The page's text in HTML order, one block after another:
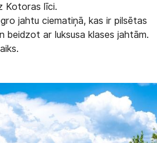
Kotoras līci.
jahtu ciematiņā, kas ir pilsētas
beidzot ar luksusa klases jahtām.